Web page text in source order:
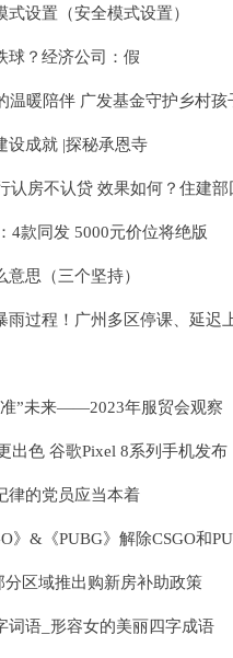
设置（安全模式设置）
球？经济公司：假
设成就 |探秘承恩寺
认房不认贷 效果如何？住建部
4款同发 5000元价位将绝版
思（三个坚持）
”未来——2023年服贸会观察
出色 谷歌Pixel 8系列手机发布
律的党员应当本着
区域推出购新房补助政策
词语_形容女的美丽四字成语